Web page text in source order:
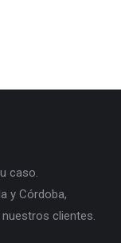
caso.
y Córdoba,
clientes.